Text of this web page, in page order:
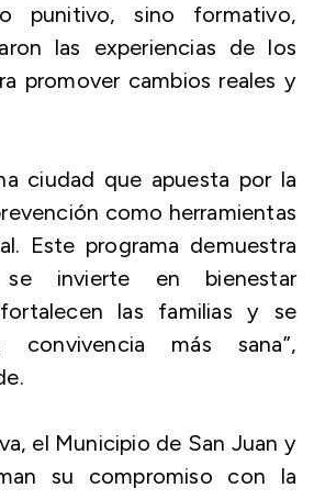
punitivo, sino formativo,
las experiencias de los
promover cambios reales y
ciudad que apuesta por la
como herramientas
Este programa demuestra
invierte en bienestar
las familias y se
convivencia más sana”,
el Municipio de San Juan y
su compromiso con la